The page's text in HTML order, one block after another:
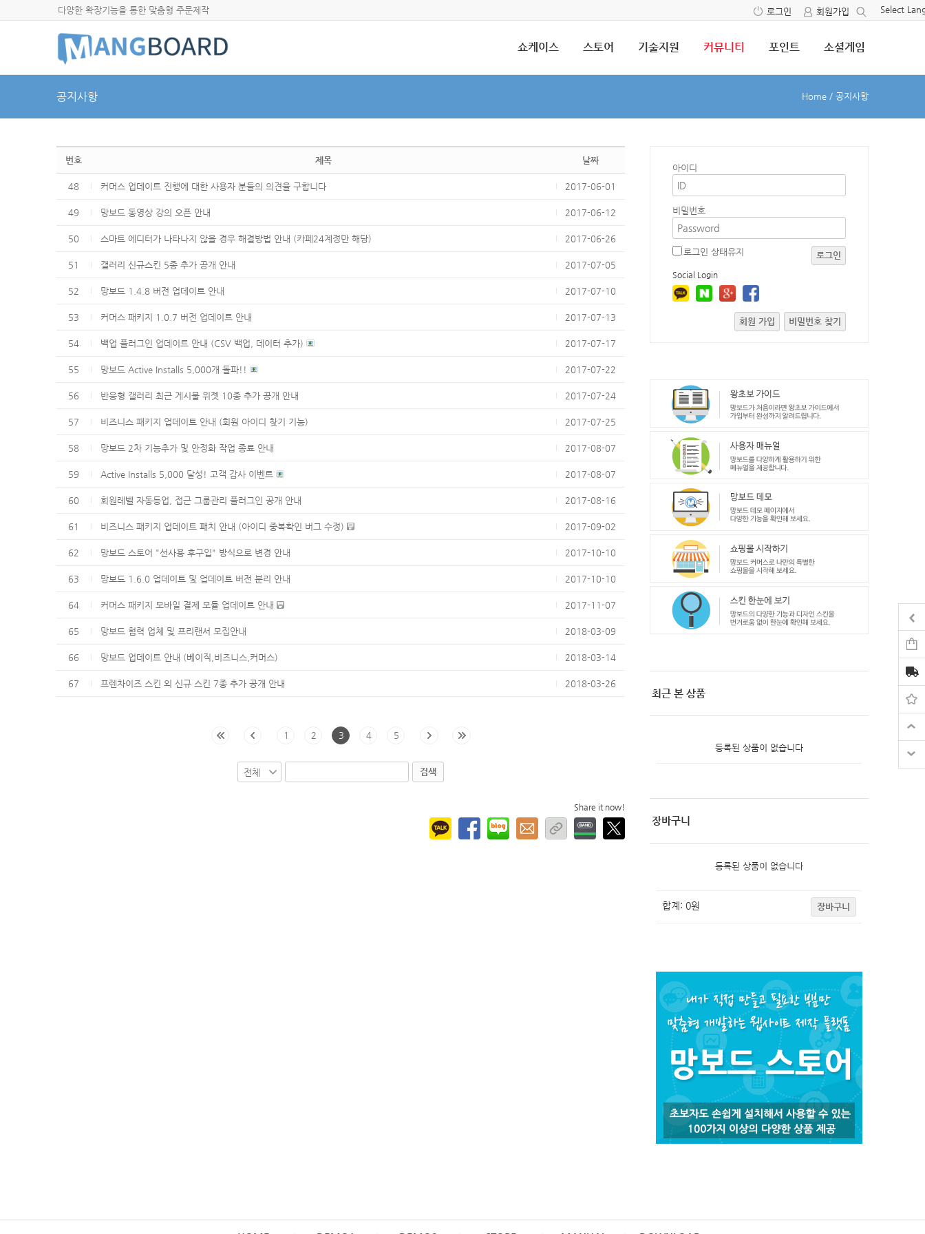
다양한 확장기능을 통한 맞춤형 주문제작 Select
로그인 회원가입
쇼케이스 스토어 기술지원 커뮤니티 포인트 소셜게임
공지사항 Home / 공지사항
번호 제목 날짜
48 커머스 업데이트 진행에 대한 사용자 분들의 의견을 구합니다 2017-06-01
49 망보드 동영상 강의 오픈 안내 2017-06-12
50 스마트 에디터가 나타나지 않을 경우 해결방법 안내 (카페24계정만 해당) 2017-06-26
51 갤러리 신규스킨 5종 추가 공개 안내 2017-07-05
52 망보드 1.4.8 버전 업데이트 안내 2017-07-10
53 커머스 패키지 1.0.7 버전 업데이트 안내 2017-07-13
54 백업 플러그인 업데이트 안내 (CSV 백업, 데이터 추가) 2017-07-17
55 망보드 Active Installs 5,000개 돌파!! 2017-07-22
56 반응형 갤러리 최근 게시물 위젯 10종 추가 공개 안내 2017-07-24
57 비즈니스 패키지 업데이트 안내 (회원 아이디 찾기 기능) 2017-07-25
58 망보드 2차 기능추가 및 안정화 작업 종료 안내 2017-08-07
59 Active Installs 5,000 달성! 고객 감사 이벤트 2017-08-07
60 회원레벨 자동등업, 접근 그룹관리 플러그인 공개 안내 2017-08-16
61 비즈니스 패키지 업데이트 패치 안내 (아이디 중복확인 버그 수정) 2017-09-02
62 망보드 스토어 "선사용 후구입" 방식으로 변경 안내 2017-10-10
63 망보드 1.6.0 업데이트 및 업데이트 버전 분리 안내 2017-10-10
64 커머스 패키지 모바일 결제 모듈 업데이트 안내 2017-11-07
65 망보드 협력 업체 및 프리랜서 모집안내 2018-03-09
66 망보드 업데이트 안내 (베이직,비즈니스,커머스) 2018-03-14
67 프렌차이즈 스킨 외 신규 스킨 7종 추가 공개 안내 2018-03-26
1 2 3 4 5
검색
Share it now!
아이디
비밀번호
로그인 상태유지 로그인
Social Login
회원 가입 비밀번호 찾기
최근 본 상품
등록된 상품이 없습니다
장바구니
등록된 상품이 없습니다
합계: 0원 장바구니